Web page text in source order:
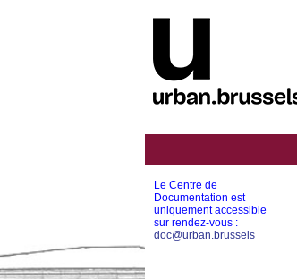
Le Centre de
Documentation est
uniquement accessible
sur rendez-vous :
doc@urban.brussels